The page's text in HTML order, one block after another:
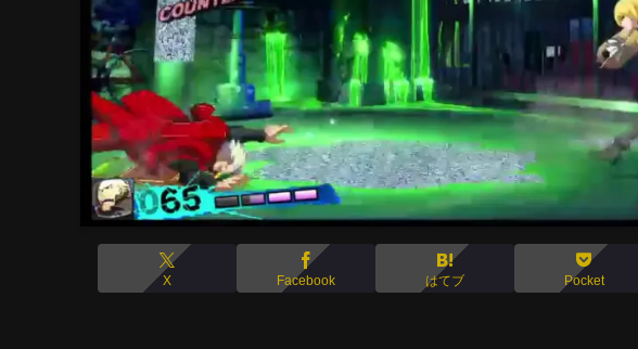
X Facebook はてブ Pocket